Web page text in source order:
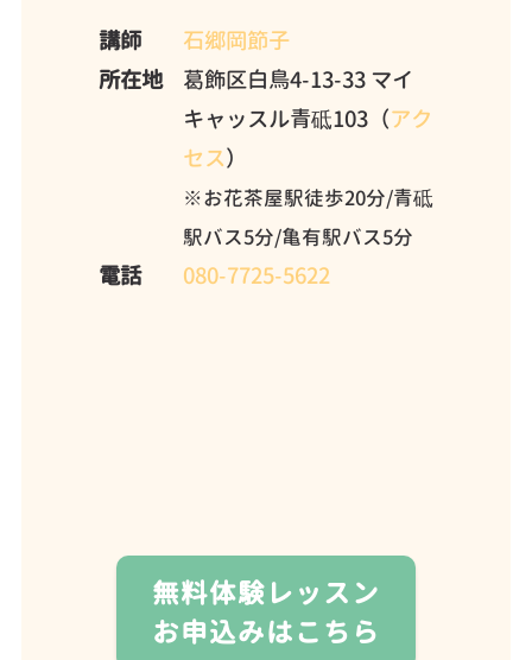
講師
石郷岡節子
所在地
葛飾区白鳥4-13-33 マイ
キャッスル青砥103（アク
セス）
※お花茶屋駅徒歩20分/青砥
駅バス5分/亀有駅バス5分
電話 080-7725-5622
無料体験レッスン
お申込みはこちら